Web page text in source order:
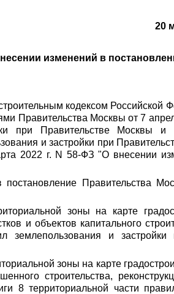
20
изменений в
кодексом
Правительства Москвы от 7
при Правительстве Москвы
и застройки при
2022 г. N 58-ФЗ "О внесении
постановление Правительства
зоны на карте
и объектов капитального
землепользования и
зоны на карте
строительства,
8 территориальной части